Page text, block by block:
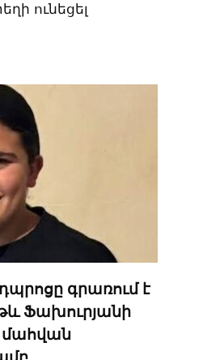
ունեցել
գրառում է
Ֆախուրյանի